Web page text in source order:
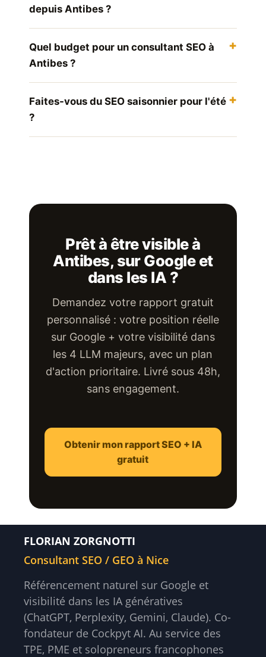
depuis Antibes ?
Quel budget pour un consultant SEO à
Antibes ?
Faites-vous du SEO saisonnier pour l'été
?
Prêt à être visible à
Antibes, sur Google et
dans les IA ?
Demandez votre rapport gratuit
personnalisé : votre position réelle
sur Google + votre visibilité dans
les 4 LLM majeurs, avec un plan
d'action prioritaire. Livré sous 48h,
sans engagement.
Obtenir mon rapport SEO + IA
gratuit
FLORIAN ZORGNOTTI
Consultant SEO / GEO à Nice
Référencement naturel sur Google et
visibilité dans les IA génératives
(ChatGPT, Perplexity, Gemini, Claude). Co-
fondateur de Cockpyt AI. Au service des
TPE, PME et solopreneurs francophones